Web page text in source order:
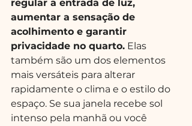
regular a entrada de luz,
aumentar a sensação de
acolhimento e garantir
privacidade no quarto. Elas
também são um dos elementos
mais versáteis para alterar
rapidamente o clima e o estilo do
espaço. Se sua janela recebe sol
intenso pela manhã ou você